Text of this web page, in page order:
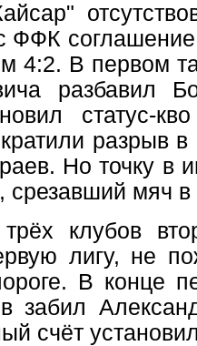
соглашение
4:2. В первом
разбавил
статус-
разрыв
Но точку в
срезавший мяч в
клубов
лигу, не
В конце
забил
счёт